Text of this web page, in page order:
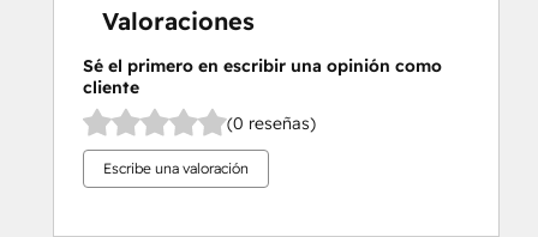
Valoraciones
Sé el primero en escribir una opinión como
cliente
(0 reseñas)
Escribe una valoración